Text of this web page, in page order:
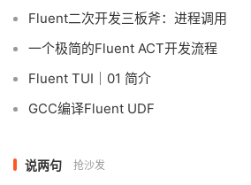
Fluent二次开发三板斧：进程调用
一个极简的Fluent ACT开发流程
Fluent TUI｜01 简介
GCC编译Fluent UDF
说两句 抢沙发